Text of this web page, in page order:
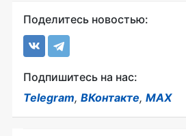
Поделитесь новостью:
Подпишитесь на нас:
Telegram, ВКонтакте, MAX